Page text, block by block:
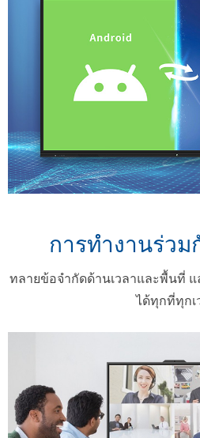
การทำงานร่วม
ทลายข้อจำกัดด้านเวลาและพื้นที่ แ
ได้ทุกที่ทุกเ